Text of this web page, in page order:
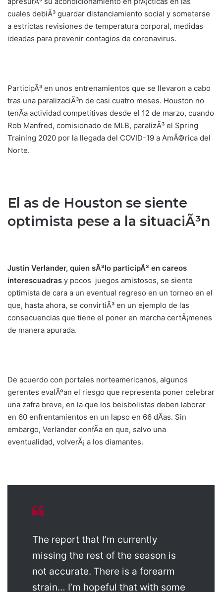
cuales debiÃ³ guardar distanciamiento social y someterse
a estrictas revisiones de temperatura corporal, medidas
ideadas para prevenir contagios de coronavirus.
ParticipÃ³ en unos entrenamientos que se llevaron a cabo
tras una paralizaciÃ³n de casi cuatro meses. Houston no
tenÃ­a actividad competitivas desde el 12 de marzo, cuando
Rob Manfred, comisionado de MLB, paralizÃ³ el Spring
Training 2020 por la llegada del COVID-19 a AmÃ©rica del
Norte.
El as de Houston se siente
optimista pese a la situaciÃ³n
Justin Verlander, quien sÃ³lo participÃ³ en careos
interescuadras y pocos juegos amistosos, se siente
optimista de cara a un eventual regreso en un torneo en el
que, hasta ahora, se convirtiÃ³ en un ejemplo de las
consecuencias que tiene el poner en marcha certÃ¡menes
de manera apurada.
De acuerdo con portales norteamericanos, algunos
gerentes evalÃºan el riesgo que representa poner celebrar
una zafra breve, en la que los beisbolistas deben laborar
en 60 enfrentamientos en un lapso en 66 dÃ­as. Sin
embargo, Verlander confÃ­a en que, salvo una
eventualidad, volverÃ¡ a los diamantes.
The report that I’m currently
missing the rest of the season is
not accurate. There is a forearm
strain… I’m hopeful that with some